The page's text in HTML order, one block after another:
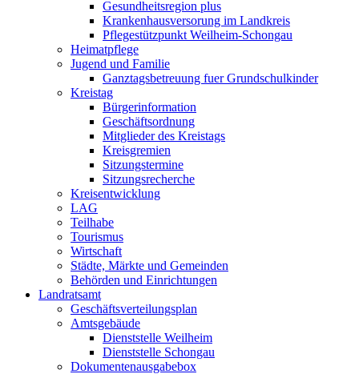
Gesundheitsregion plus
Krankenhausversorung im Landkreis
Pflegestützpunkt Weilheim-Schongau
Heimatpflege
Jugend und Familie
Ganztagsbetreuung fuer Grundschulkinder
Kreistag
Bürgerinformation
Geschäftsordnung
Mitglieder des Kreistags
Kreisgremien
Sitzungstermine
Sitzungsrecherche
Kreisentwicklung
LAG
Teilhabe
Tourismus
Wirtschaft
Städte, Märkte und Gemeinden
Behörden und Einrichtungen
Landratsamt
Geschäftsverteilungsplan
Amtsgebäude
Dienststelle Weilheim
Dienststelle Schongau
Dokumentenausgabebox